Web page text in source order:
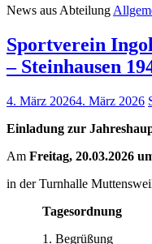
News aus Abteilung
Sportverein
– Steinhausen
4. März 20264. März 2026
Einladung zur
Am Freitag, 20.03.2026
in der Turnhalle
Tagesordnung
1. Begrüßung